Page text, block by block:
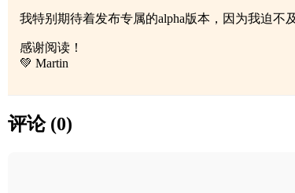
我特别期待着发布专属的alpha版本，因为我迫
感谢阅读！
💚 Martin
评论 (0)